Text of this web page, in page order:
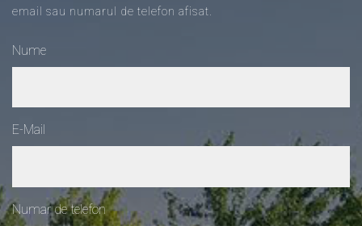
email sau numarul de telefon afisat.
Nume
E-Mail
Numar de telefon